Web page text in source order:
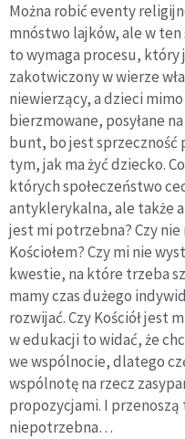
Można robić eventy
mnóstwo lajków, ale w
to wymaga procesu, który
zakotwiczony w wierze
niewierzący, a dzieci
bierzmowane, posyłane
bunt, bo jest sprzeczność
tym, jak ma żyć dziecko.
których społeczeństwo
antyklerykalna, ale także
jest mi potrzebna? Czy
Kościołem? Czy mi nie
kwestie, na które trzeba
mamy czas dużego
rozwijać. Czy Kościół jest
w edukacji to widać, że
we wspólnocie, dlatego
wspólnotę na rzecz
propozycjami. I przenoszą
niepotrzebna…